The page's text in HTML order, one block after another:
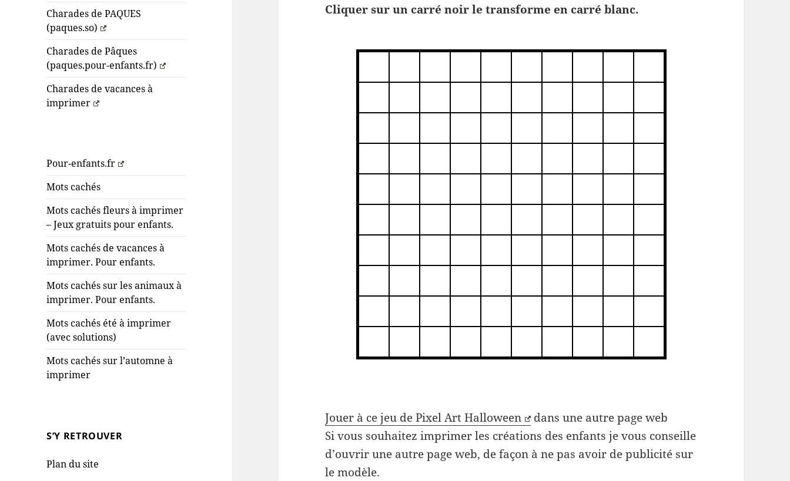
Charades de PAQUES
(paques.so)
Charades de Pâques
(paques.pour-enfants.fr)
Charades de vacances à
imprimer
Pour-enfants.fr
Mots cachés
Mots cachés fleurs à imprimer
– Jeux gratuits pour enfants.
Mots cachés de vacances à
imprimer. Pour enfants.
Mots cachés sur les animaux à
imprimer. Pour enfants.
Mots cachés été à imprimer
(avec solutions)
Mots cachés sur l’automne à
imprimer
S’Y RETROUVER
Plan du site
Cliquer sur un carré noir le transforme en carré blanc.
Jouer à ce jeu de Pixel Art Halloween
dans une autre page web
Si vous souhaitez imprimer les créations des enfants je vous conseille
d’ouvrir une autre page web, de façon à ne pas avoir de publicité sur
le modèle.